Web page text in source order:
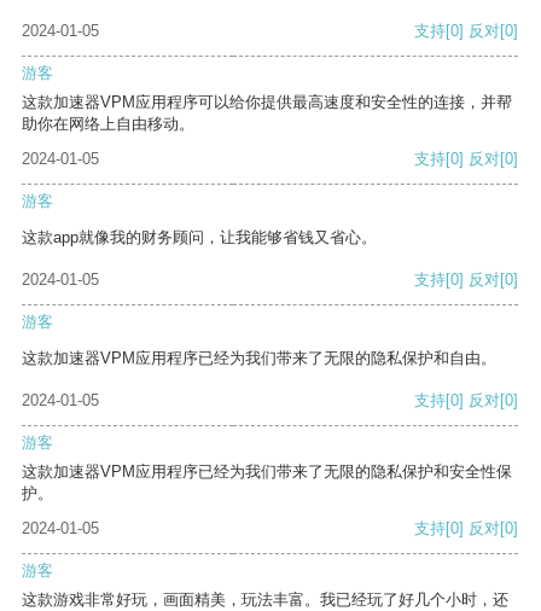
2024-01-05 支持[0] 反对[0]
游客
这款加速器VPM应用程序可以给你提供最高速度和安全性的连接，并帮
助你在网络上自由移动。
2024-01-05
支持[0] 反对[0]
游客
这款app就像我的财务顾问，让我能够省钱又省心。
2024-01-05 支持[0] 反对[0]
游客
这款加速器VPM应用程序已经为我们带来了无限的隐私保护和自由。
2024-01-05 支持[0] 反对[0]
游客
这款加速器VPM应用程序已经为我们带来了无限的隐私保护和安全性保
护。
2024-01-05
支持[0] 反对[0]
游客
这款游戏非常好玩，画面精美，玩法丰富。我已经玩了好几个小时，还